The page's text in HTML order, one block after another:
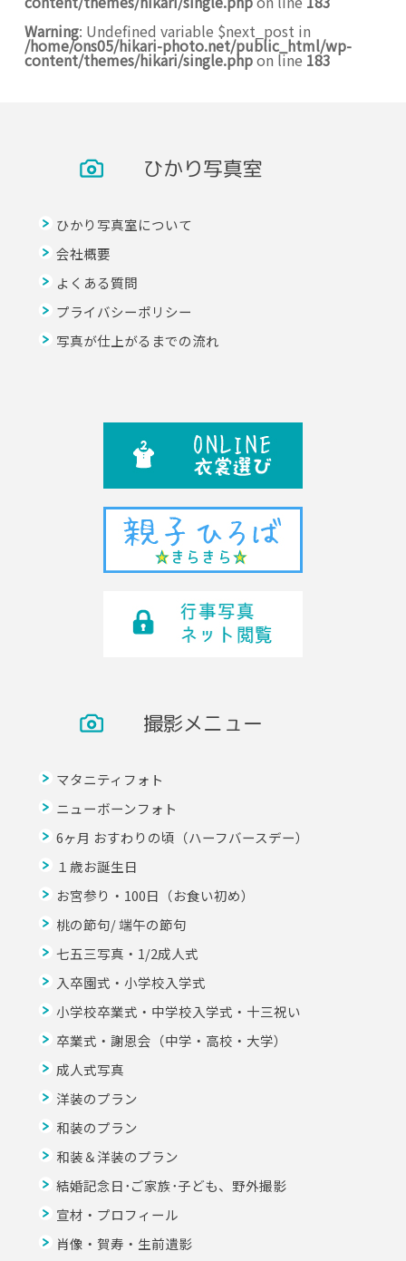
Warning: Undefined variable $next_post in
/home/ons05/hikari-photo.net/public_html/wp-
content/themes/hikari/single.phpon line 183
ひかり写真室
ひかり写真室について
会社概要
よくある質問
プライバシーポリシー
写真が仕上がるまでの流れ
撮影メニュー
マタニティフォト
ニューボーンフォト
6ヶ月 おすわりの頃（ハーフバースデー）
１歳お誕生日
お宮参り・100日（お食い初め）
桃の節句/ 端午の節句
七五三写真・1/2成人式
入卒園式・小学校入学式
小学校卒業式・中学校入学式・十三祝い
卒業式・謝恩会（中学・高校・大学）
成人式写真
洋装のプラン
和装のプラン
和装＆洋装のプラン
結婚記念日･ご家族･子ども、野外撮影
宣材・プロフィール
肖像・賀寿・生前遺影